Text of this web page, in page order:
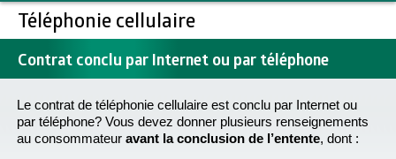
Téléphonie cellulaire
Contrat conclu par Internet ou par téléphone
Le contrat de téléphonie cellulaire est conclu par Internet ou
par téléphone? Vous devez donner plusieurs renseignements
au consommateur avant la conclusion de l’entente, dont :